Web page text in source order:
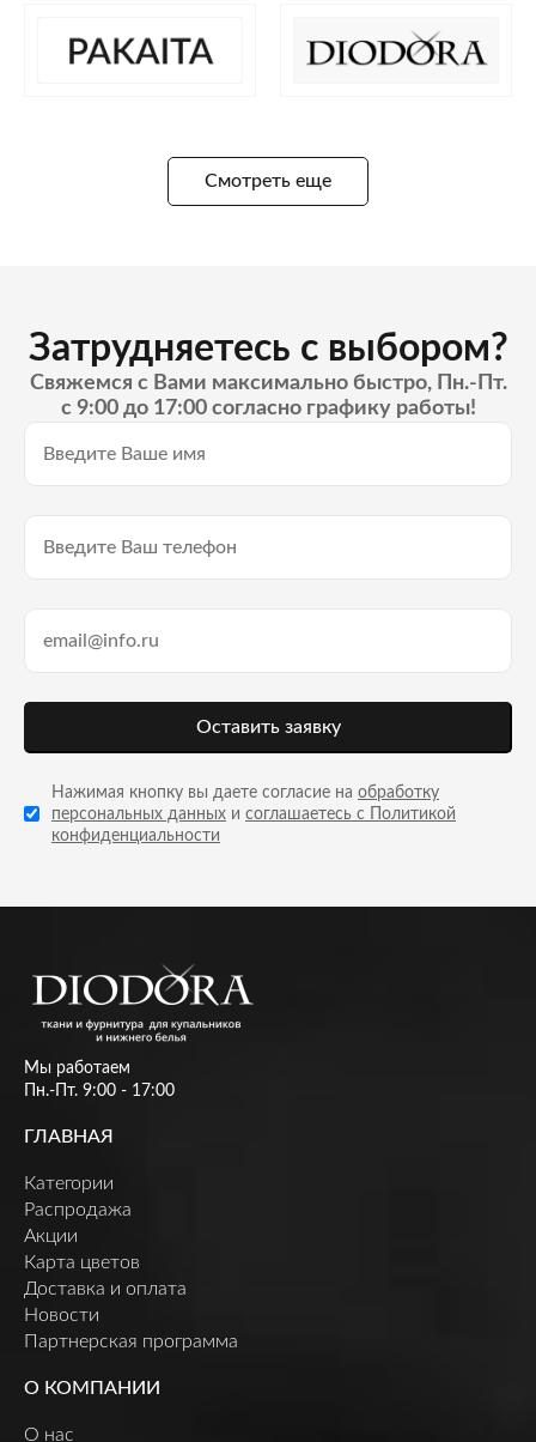
Смотреть еще
Затрудняетесь с выбором?
Свяжемся с Вами максимально быстро, Пн.-Пт.
с 9:00 до 17:00 согласно графику работы!
Оставить заявку
Нажимая кнопку вы даете согласие на обработку
персональных данных и соглашаетесь с Политикой
конфиденциальности
Мы работаем
Пн.-Пт. 9:00 - 17:00
ГЛАВНАЯ
Категории
Распродажа
Акции
Карта цветов
Доставка и оплата
Новости
Партнерская программа
О КОМПАНИИ
О нас